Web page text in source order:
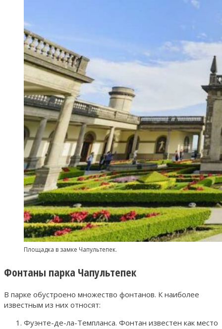
Площадка в замке Чапультепек.
Фонтаны парка Чапультепек
В парке обустроено множество фонтанов. К наиболее
известным из них относят:
Фуэнте-де-ла-Темпланса. Фонтан известен как место